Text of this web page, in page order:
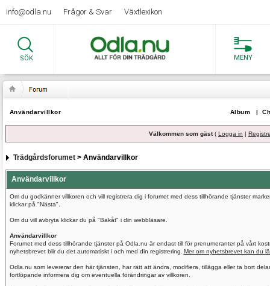
info@odla.nu Frågor & Svar Växtlexikon
SÖK MENY
Användarvillkor Album |
Välkommen som gäst( Logga in |
Trädgårdsforumet> Användarvillkor
Användarvillkor
Om du godkänner villkoren och vill registrera dig i forumet med dess tillhörande tjänster
klickar på "Nästa".
Om du vill avbryta klickar du på "Bakåt" i din webbläsare.
Användarvillkor
Forumet med dess tillhörande tjänster på Odla.nu är endast till för prenumeranter på vårt
nyhetsbrevet blir du det automatiskt i och med din registrering. Mer om nyhetsbrevet kan du
Odla.nu som levererar den här tjänsten, har rätt att ändra, modifiera, tillägga eller ta bort
fortlöpande informera dig om eventuella förändringar av villkoren.